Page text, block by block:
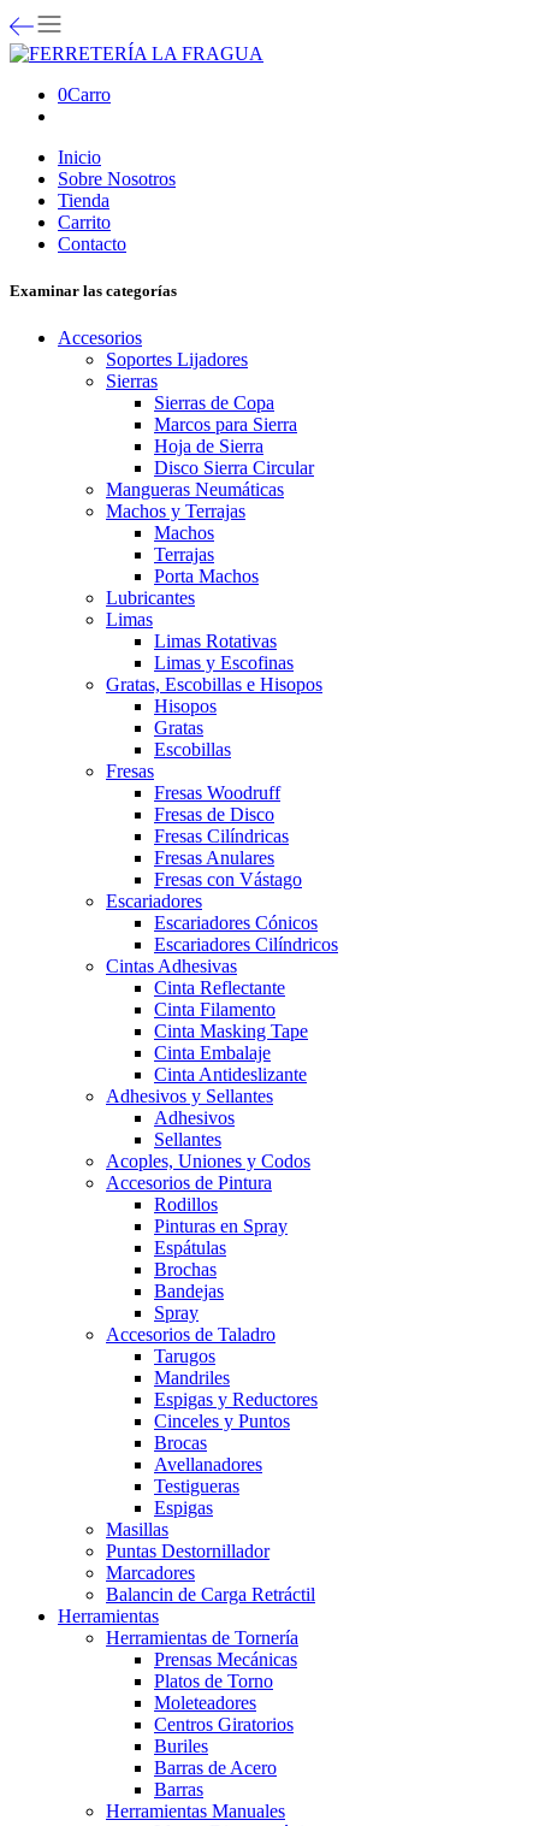
0Carro
Inicio
Sobre Nosotros
Tienda
Carrito
Contacto
Examinar las categorías
Accesorios
Soportes Lijadores
Sierras
Sierras de Copa
Marcos para Sierra
Hoja de Sierra
Disco Sierra Circular
Mangueras Neumáticas
Machos y Terrajas
Machos
Terrajas
Porta Machos
Lubricantes
Limas
Limas Rotativas
Limas y Escofinas
Gratas, Escobillas e Hisopos
Hisopos
Gratas
Escobillas
Fresas
Fresas Woodruff
Fresas de Disco
Fresas Cilíndricas
Fresas Anulares
Fresas con Vástago
Escariadores
Escariadores Cónicos
Escariadores Cilíndricos
Cintas Adhesivas
Cinta Reflectante
Cinta Filamento
Cinta Masking Tape
Cinta Embalaje
Cinta Antideslizante
Adhesivos y Sellantes
Adhesivos
Sellantes
Acoples, Uniones y Codos
Accesorios de Pintura
Rodillos
Pinturas en Spray
Espátulas
Brochas
Bandejas
Spray
Accesorios de Taladro
Tarugos
Mandriles
Espigas y Reductores
Cinceles y Puntos
Brocas
Avellanadores
Testigueras
Espigas
Masillas
Puntas Destornillador
Marcadores
Balancin de Carga Retráctil
Herramientas
Herramientas de Tornería
Prensas Mecánicas
Platos de Torno
Moleteadores
Centros Giratorios
Buriles
Barras de Acero
Barras
Herramientas Manuales